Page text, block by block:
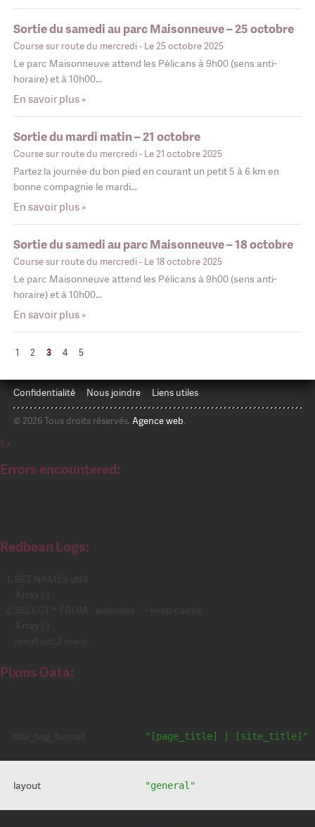
Sortie du samedi au parc Maisonneuve – 25 octobre
Course sur route du mercredi- Le 25 octobre 2025
Le parc Maisonneuve attend les Pélicans à 9h00 (sens anti-
horaire) et à 10h00…
En savoir plus »
Sortie du mardi matin – 21 octobre
Course sur route du mercredi- Le 21 octobre 2025
Partez la journée du bon pied en courant un petit 5 à 6 km en
bonne compagnie le mardi…
En savoir plus »
Sortie du samedi au parc Maisonneuve – 18 octobre
Course sur route du mercredi- Le 18 octobre 2025
Le parc Maisonneuve attend les Pélicans à 9h00 (sens anti-
horaire) et à 10h00…
En savoir plus »
1 2 3 4 5
Confidentialité Nous joindre Liens utiles
© 2026 Tous droits réservés. Agence web.
1
Errors encountered:
Redbean Logs:
Pixms Data:
"[page_title] | [site_title]"
layout "general"